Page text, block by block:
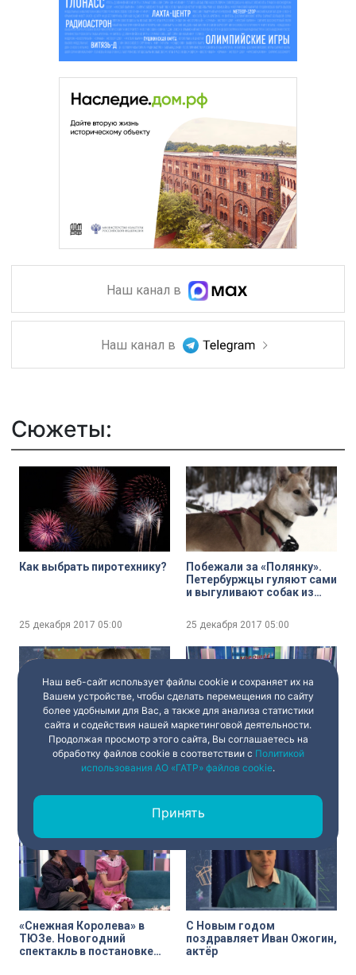
Наш канал в
Наш канал в
Сюжеты:
Как выбрать пиротехнику?
25 декабря 2017 05:00
Побежали за «Полянку».
Петербуржцы гуляют сами
и выгуливают собак из
25 декабря 2017 05:00
С Новым годом
поздравляет Валерия,
25 декабря 2017
Музыкальный фестиваль
«Петербургские вечера»
«Снежная Королева» в
ТЮЗе. Новогодний
спектакль в постановке
С Новым годом
поздравляет Иван Ожогин,
актёр
Наш веб-сайт использует файлы cookie и сохраняет их на
Вашем устройстве, чтобы сделать перемещения по сайту
более удобными для Вас, а также для анализа статистики
сайта и содействия нашей маркетинговой деятельности.
Продолжая просмотр этого сайта, Вы соглашаетесь на
обработку файлов cookie в соответствии с Политикой
использования АО «ГАТР» файлов cookie.
Принять